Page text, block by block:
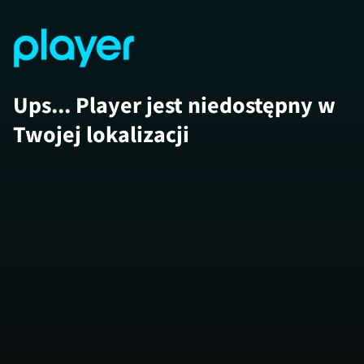
Ups... Player jest niedostępny w
Twojej lokalizacji